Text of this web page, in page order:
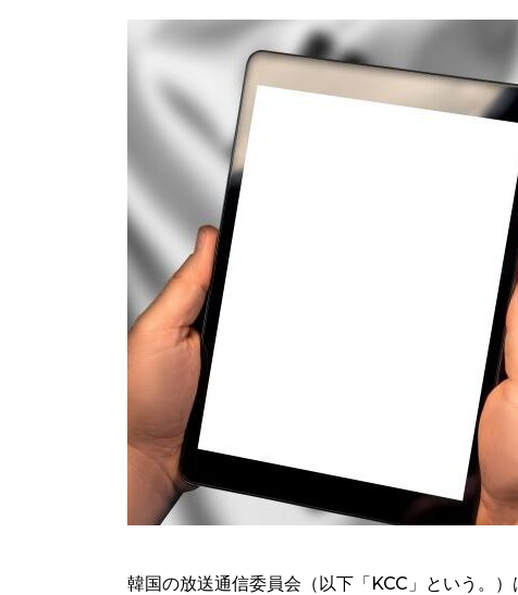
韓国の放送通信委員会（以下「KCC」という。